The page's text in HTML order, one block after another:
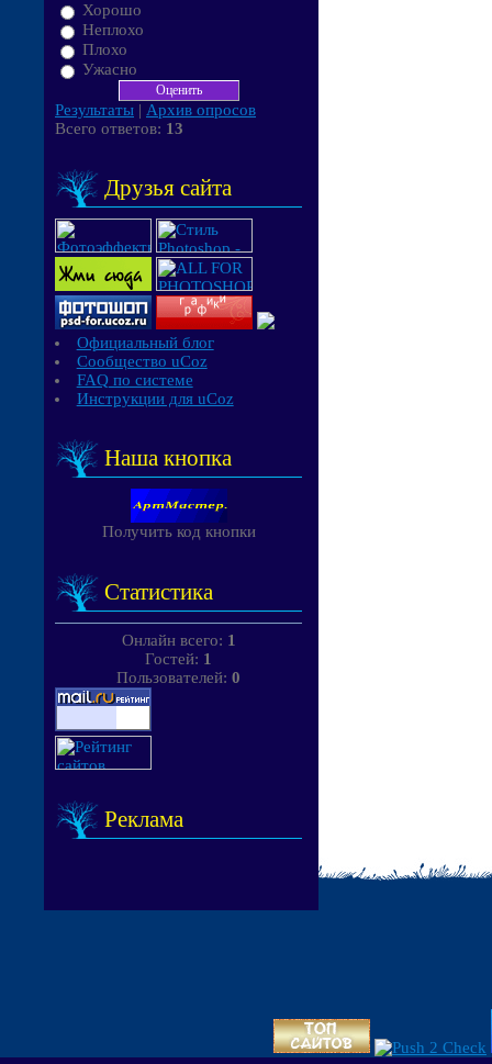
Хорошо
Неплохо
Плохо
Ужасно
Результаты | Архив опросов
Всего ответов: 13
Друзья сайта
Официальный блог
Сообщество uCoz
FAQ по системе
Инструкции для uCoz
Наша кнопка
Получить код кнопки
Статистика
Онлайн всего: 1
Гостей: 1
Пользователей: 0
Реклама